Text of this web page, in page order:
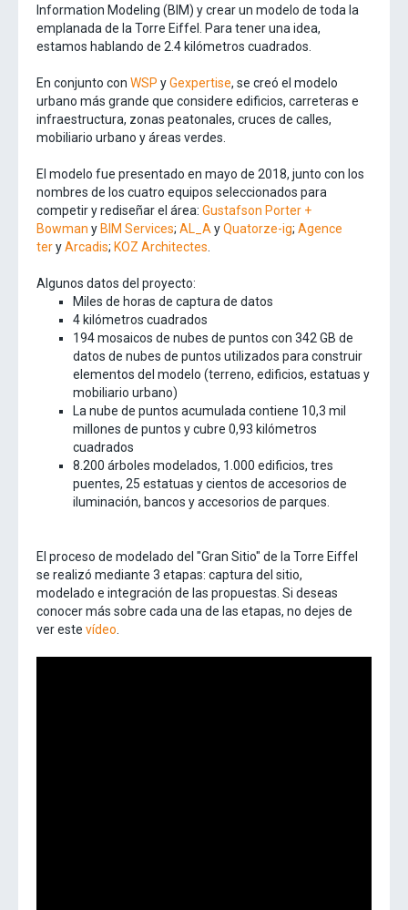
Information Modeling (BIM) y crear un modelo de toda la
emplanada de la Torre Eiffel. Para tener una idea,
estamos hablando de 2.4 kilómetros cuadrados.
En conjunto con WSP yGexpertise, se creó el modelo
urbano más grande que considere edificios, carreteras e
infraestructura, zonas peatonales, cruces de calles,
mobiliario urbano y áreas verdes.
El modelo fue presentado en mayo de 2018, junto con los
nombres de los cuatro equipos seleccionados para
competir y rediseñar el área: Gustafson Porter +
Bowman y BIM Services; AL_A yQuatorze-ig; Agence
teryArcadis; KOZ Architectes
Algunos datos del proyecto:
Miles de horas de captura de datos
4 kilómetros cuadrados
194 mosaicos de nubes de puntos con 342 GB de
datos de nubes de puntos utilizados para construir
elementos del modelo (terreno, edificios, estatuas y
mobiliario urbano)
La nube de puntos acumulada contiene 10,3 mil
millones de puntos y cubre 0,93 kilómetros
cuadrados
8.200 árboles modelados, 1.000 edificios, tres
puentes, 25 estatuas y cientos de accesorios de
iluminación, bancos y accesorios de parques.
El proceso de modelado del "Gran Sitio" de la Torre Eiffel
se realizó mediante 3 etapas: captura del sitio,
modelado e integración de las propuestas. Si deseas
conocer más sobre cada una de las etapas, no dejes de
ver este vídeo